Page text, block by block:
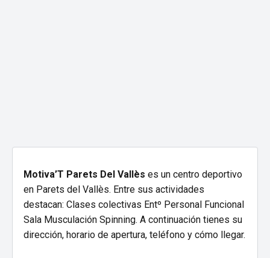
Motiva’T Parets Del Vallès es un centro deportivo
en Parets del Vallès. Entre sus actividades
destacan: Clases colectivas Entº Personal Funcional
Sala Musculación Spinning. A continuación tienes su
dirección, horario de apertura, teléfono y cómo llegar.